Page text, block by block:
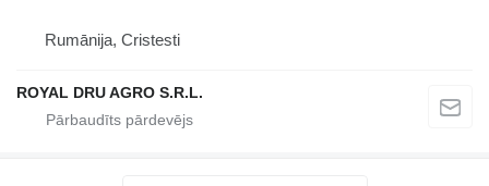
Rumānija, Cristesti
ROYAL DRU AGRO S.R.L.